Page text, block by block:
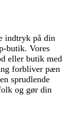
indtryk på din
butik. Vores
eller butik med
forbliver pæn
sprudlende
og gør din